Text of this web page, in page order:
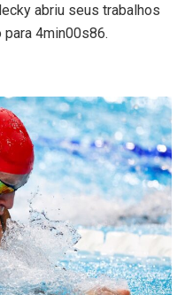
abriu seus trabalhos
4min00s86.